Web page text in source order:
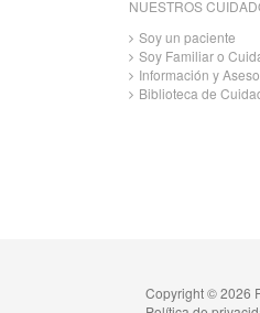
NUESTROS
Soy un paciente
Soy Familiar o
Información y
Biblioteca de
Copyright © 2026